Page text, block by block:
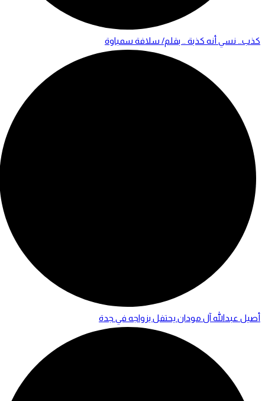
كذب… نسي أنه كذبة .. بقلم/ سلافة سمباوة
أصيل عبدالله آل مودان يحتفل بزواجه في جدة